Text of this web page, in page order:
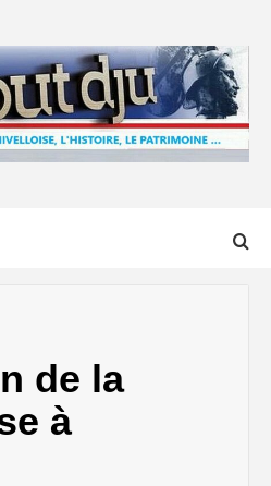
de la
à